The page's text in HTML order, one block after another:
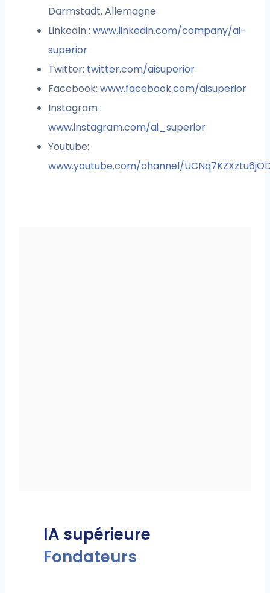
Darmstadt, Allemagne
LinkedIn :www.linkedin.com/company/ai-
superior
Twitter: twitter.com/aisuperior
Facebook:www.facebook.com/aisuperior
Instagram :
www.instagram.com/ai_superior
Youtube:
www.youtube.com/channel/
IA supérieure
Fondateurs